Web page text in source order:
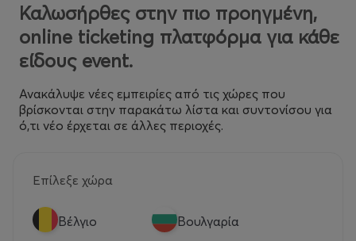
Καλωσήρθες στην πιο προηγμένη,
online ticketing πλατφόρμα για κάθε
είδους event.
Ανακάλυψε νέες εμπειρίες από τις χώρες που
βρίσκονται στην παρακάτω λίστα και συντονίσου για
ό,τι νέο έρχεται σε άλλες περιοχές.
Επίλεξε χώρα
Βέλγιο Βουλγαρία